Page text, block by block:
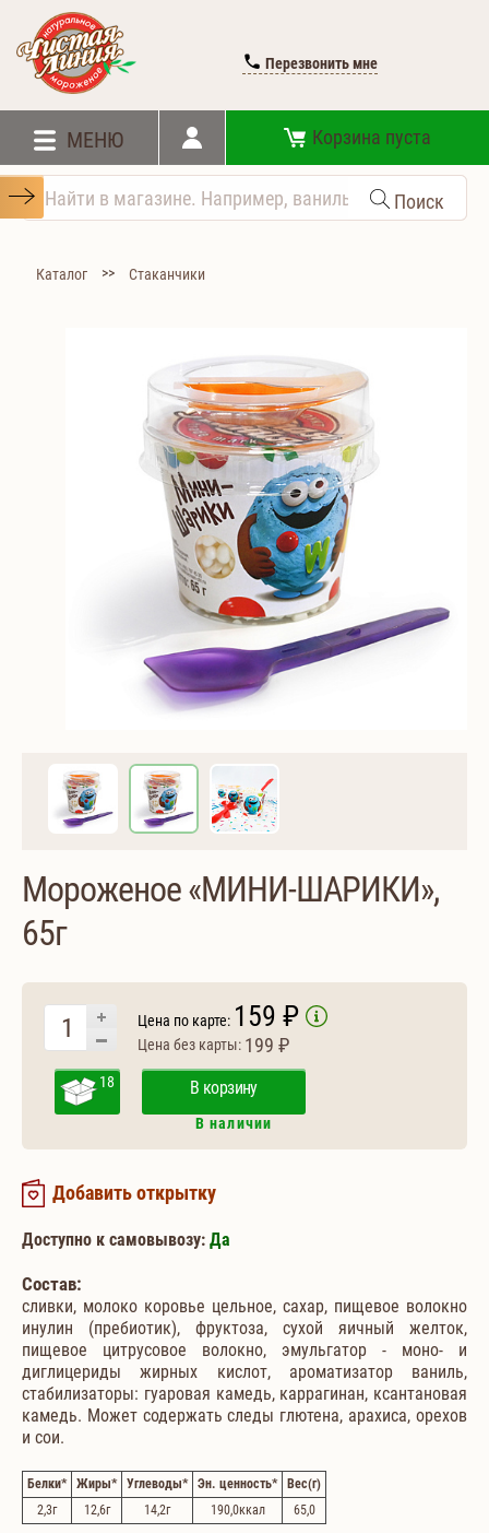
Перезвонить мне
МЕНЮ Корзина пуста
Поиск
Каталог >> Стаканчики
Мороженое «МИНИ-ШАРИКИ»,
65г
Цена по карте: 159 ₽
Цена без карты: 199 ₽
18 В корзину
В наличии
Добавить открытку
Доступно к самовывозу: Да
Состав:
сливки, молоко коровье цельное, сахар, пищевое волокно
инулин (пребиотик), фруктоза, сухой яичный желток,
пищевое цитрусовое волокно, эмульгатор - моно- и
диглицериды жирных кислот, ароматизатор ваниль,
стабилизаторы: гуаровая камедь, каррагинан, ксантановая
камедь. Может содержать следы глютена, арахиса, орехов
и сои.
Белки* Жиры* Углеводы* Эн. ценность* Вес(г)
2,3г 12,6г 14,2г 190,0ккал 65,0